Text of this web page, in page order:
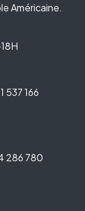
Américaine.
537 166
286 780